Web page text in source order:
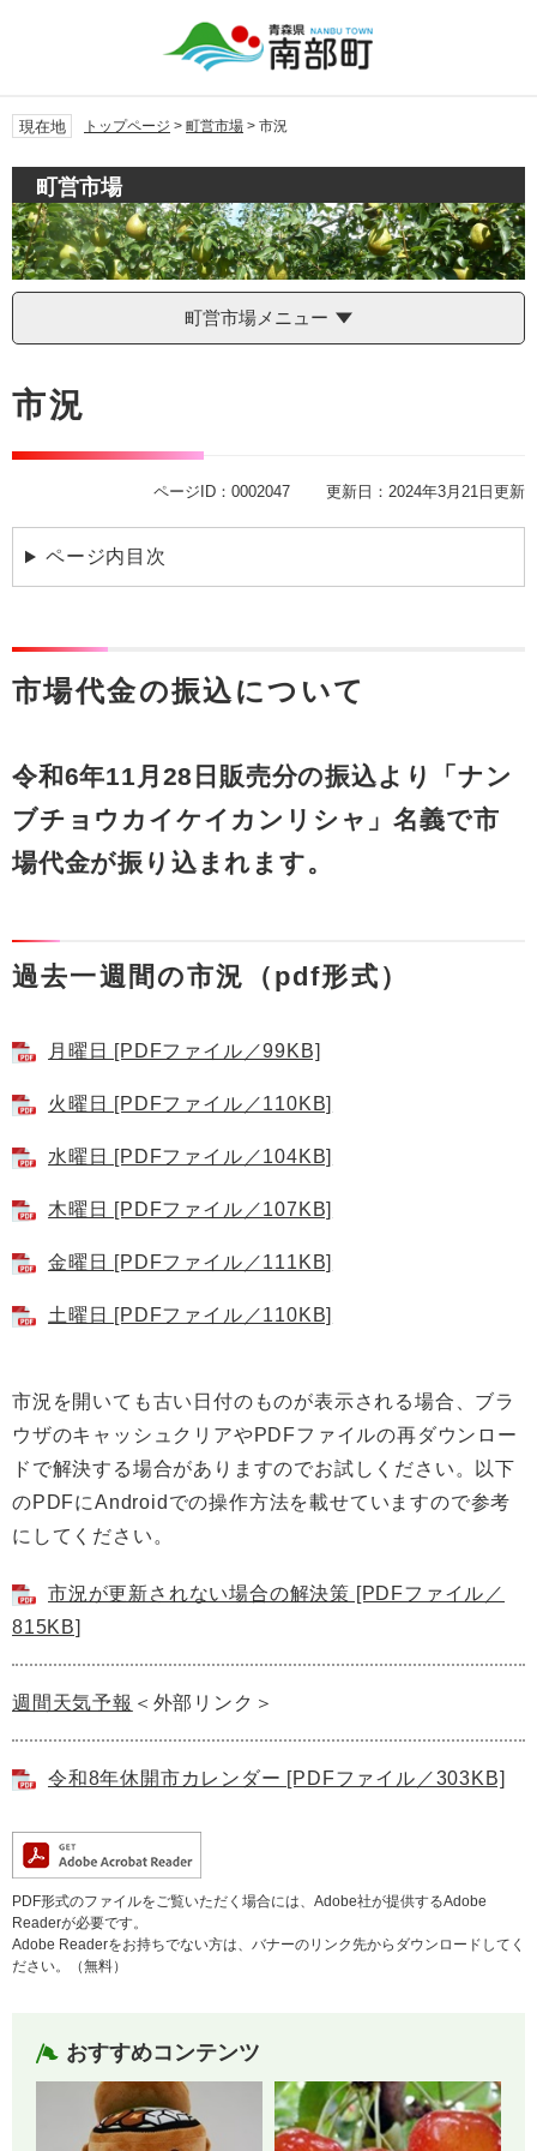
先
頭
で
を
飛
ば
て
本
文
へ
現在地 トップページ > 町営市場 > 市況
町営市場
町営市場メニュー
文
市況
ページID：0002047 更新日：2024年3月21日更新
ページ内目次
市場代金の振込について
令和6年11月28日販売分の振込より「ナン
ブチョウカイケイカンリシャ」名義で市
場代金が振り込まれます。
過去一週間の市況（pdf形式）
月曜日 [PDFファイル／99KB]
火曜日 [PDFファイル／110KB]
水曜日 [PDFファイル／104KB]
木曜日 [PDFファイル／107KB]
金曜日 [PDFファイル／111KB]
土曜日 [PDFファイル／110KB]
市況を開いても古い日付のものが表示される場合、ブラ
ウザのキャッシュクリアやPDFファイルの再ダウンロー
ドで解決する場合がありますのでお試しください。以下
のPDFにAndroidでの操作方法を載せていますので参考
にしてください。
市況が更新されない場合の解決策 [PDFファイル／
815KB]
週間天気予報 ＜外部リンク＞
令和8年休開市カレンダー [PDFファイル／303KB]
PDF形式のファイルをご覧いただく場合には、Adobe社が提供するAdobe
Readerが必要です。
Adobe Readerをお持ちでない方は、バナーのリンク先からダウンロードしてく
ださい。（無料）
おすすめコンテンツ